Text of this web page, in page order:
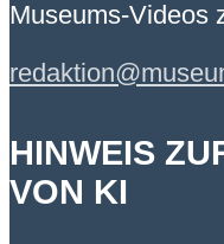
Museums-Videos
HINWEIS
VON KI